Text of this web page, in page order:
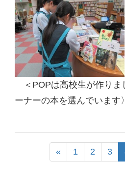
＜POPは高校生が作
ーナーの本を選んでいます〉
« 1 2 3